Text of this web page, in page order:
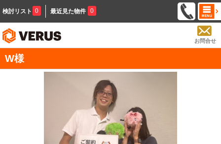
検討リスト 0 最近見た物件 0
お問合せ
W様